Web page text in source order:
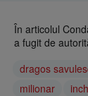
În articolul
a fugit de
dragos
milionar